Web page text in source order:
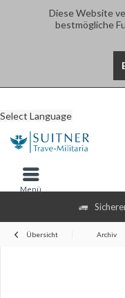
Diese Website
bestmögliche
Select Language
Menü
Übersicht Archiv